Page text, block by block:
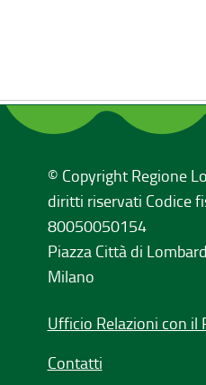
© Copyright Regione
diritti riservati Codice
80050050154
Piazza Città di
Milano
Ufficio Relazioni con il
Contatti